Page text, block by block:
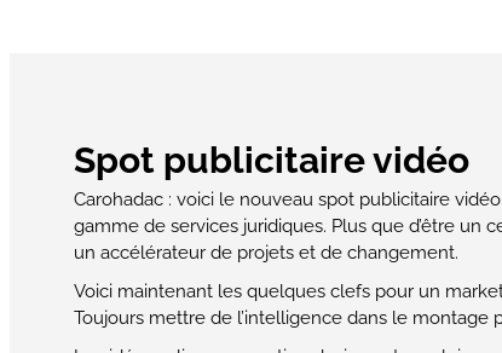
Spot publicitaire vidéo
Carohadac : voici le nouveau spot publicitaire
gamme de services juridiques. Plus que d’être un
un accélérateur de projets et de changement.
Voici maintenant les quelques clefs pour un
Toujours mettre de l’intelligence dans le